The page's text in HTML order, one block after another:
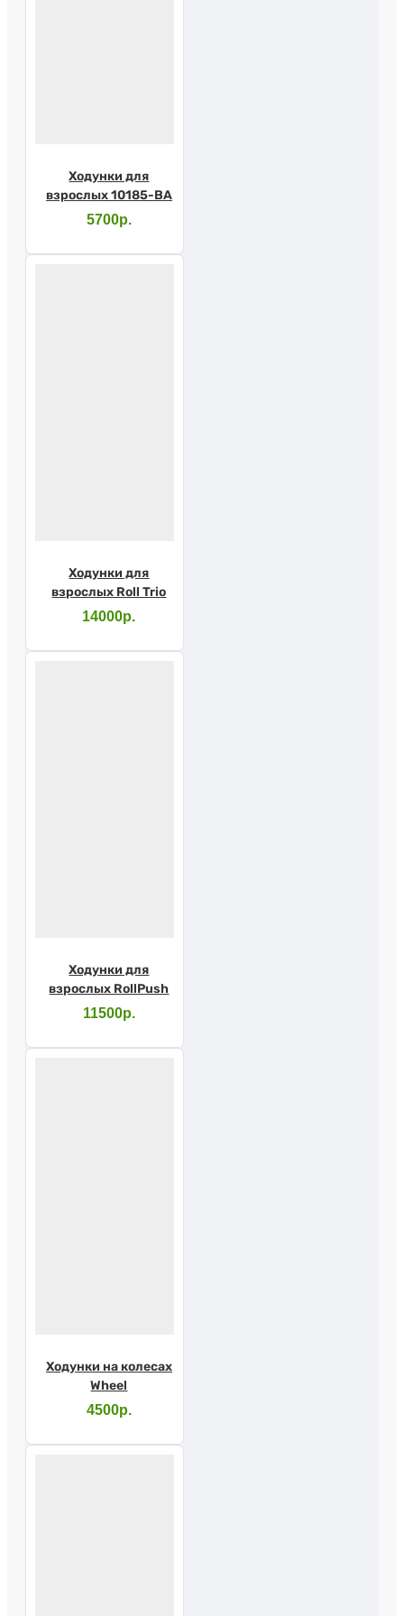
Ходунки для
взрослых 10185-ВА
5700р.
Ходунки для
взрослых Roll Trio
14000р.
Ходунки для
взрослых RollPush
11500р.
Ходунки на колесах
Wheel
4500р.